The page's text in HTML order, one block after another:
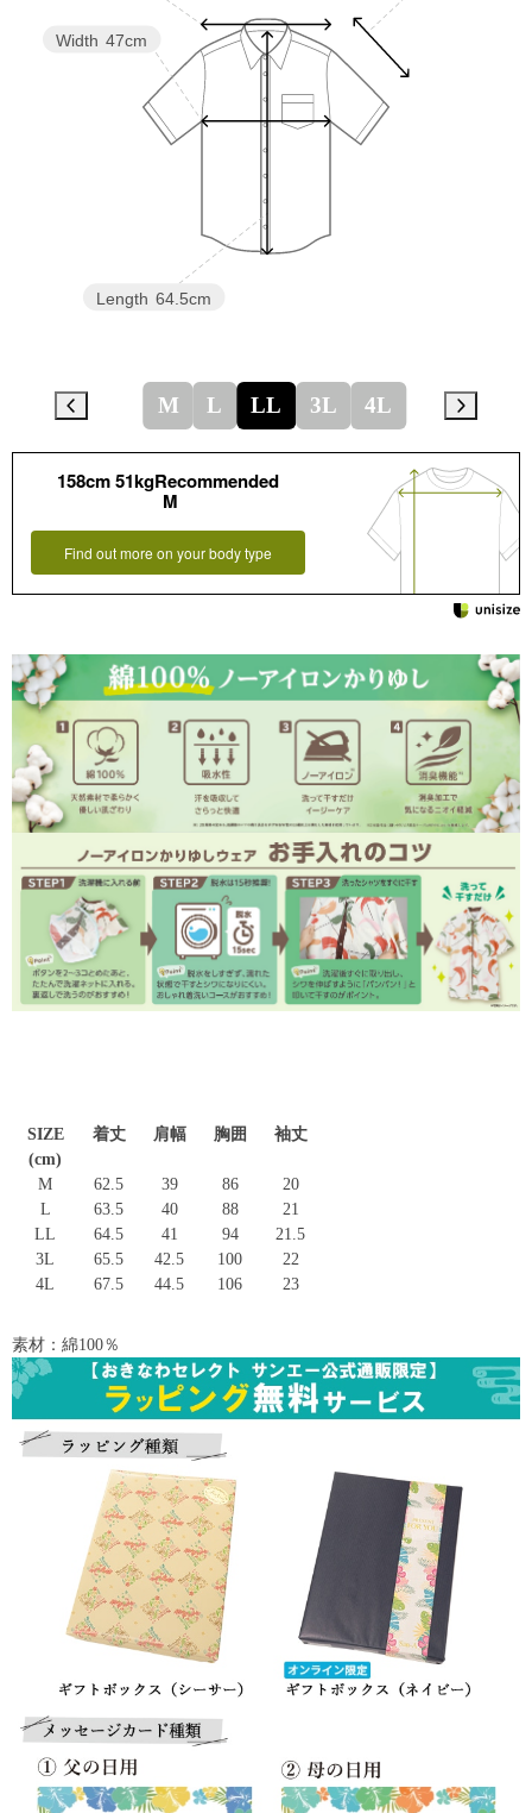
Length 64.5cm
Width 47cm
M L LL 3L 4L
158cm 51kgRecommended
M
Find out more on your body type
SIZE
(cm)
着丈 肩幅 胸囲 袖丈
M 62.5 39 86
20
L
63.5 40 88
21
LL
64.5 41 94
21.5
3L
65.5 42.5 100
22
4L
67.5 44.5 106 23
素材：綿100％